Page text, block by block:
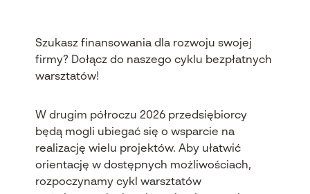
Szukasz finansowania dla rozwoju swojej
firmy? Dołącz do naszego cyklu bezpłatnych
warsztatów!
W drugim półroczu 2026 przedsiębiorcy
będą mogli ubiegać się o wsparcie na
realizację wielu projektów. Aby ułatwić
orientację w dostępnych możliwościach,
rozpoczynamy cykl warsztatów